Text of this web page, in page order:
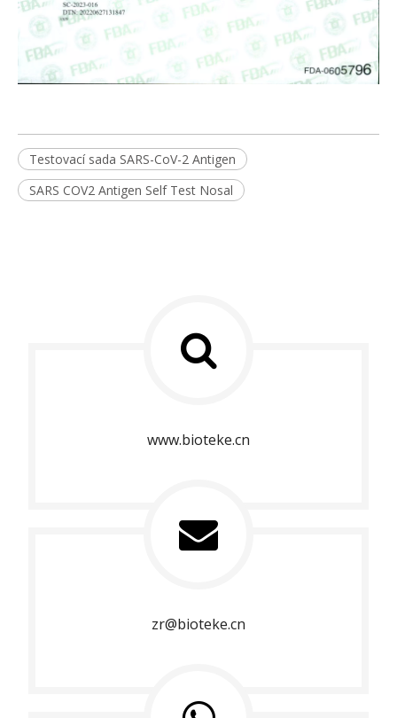
Testovací sada SARS-CoV-2 Antigen
SARS COV2 Antigen Self Test Nosal
www.bioteke.cn
zr@bioteke.cn